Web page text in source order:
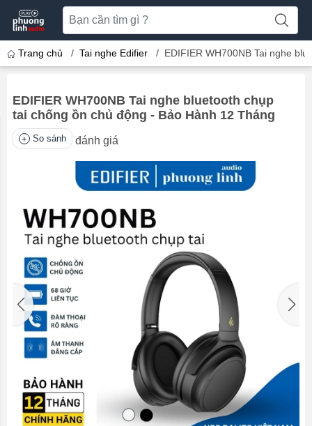
Trang chủ / Tai nghe Edifier / EDIFIER WH700NB Tai nghe
EDIFIER WH700NB Tai nghe bluetooth chụp
tai chống ồn chủ động - Bảo Hành 12 Tháng
So sánh đánh giá